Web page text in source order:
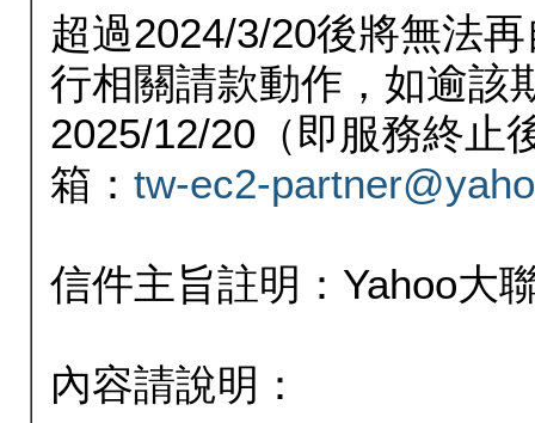
超過2024/3/20後將無法
行相關請款動作，如逾該
2025/12/20（即服務終止
箱： tw-ec2-
信件主旨註明：Yahoo大
內容請說明：